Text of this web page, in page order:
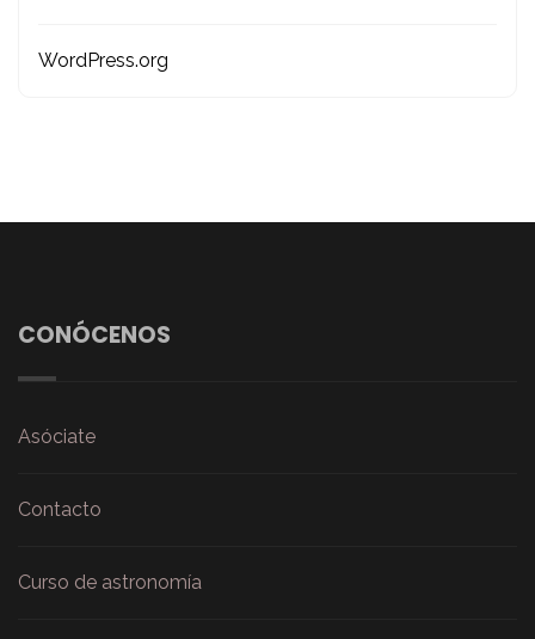
WordPress.org
CONÓCENOS
Asóciate
Contacto
Curso de astronomía